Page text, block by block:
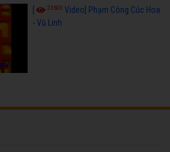
23603 Video] Phạm Công Cúc Hoa
- Vũ Linh